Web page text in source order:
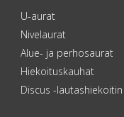
U-aurat
Nivelaurat
Alue- ja perhosaurat
Hiekoituskauhat
Discus -lautashiekoitin